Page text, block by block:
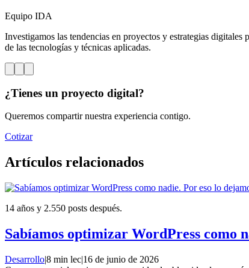
Equipo IDA
Investigamos las tendencias en proyectos y estrategias
de las tecnologías y técnicas aplicadas.
¿Tienes un proyecto digital?
Queremos compartir nuestra experiencia contigo.
Cotizar
Artículos relacionados
14 años y 2.550 posts después.
Sabíamos optimizar WordPress como
Desarrollo|8 min lec|16 de junio de 2026